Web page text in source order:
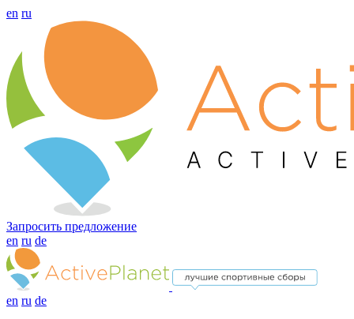
en ru
Запросить предложение
en ru de
en ru de